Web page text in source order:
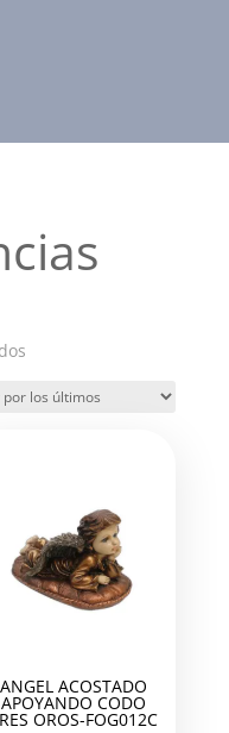
Ordenado
los
ANGEL ACOSTADO
APOYANDO CODO
OROS-FOG012C